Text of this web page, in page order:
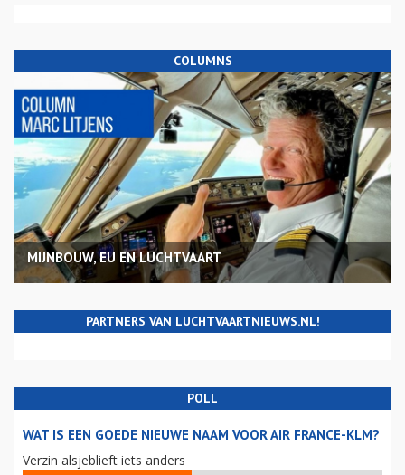
COLUMNS
MIJNBOUW, EU EN LUCHTVAART
PARTNERS VAN LUCHTVAARTNIEUWS.NL!
POLL
WAT IS EEN GOEDE NIEUWE NAAM VOOR AIR FRANCE-KLM?
Verzin alsjeblieft iets anders